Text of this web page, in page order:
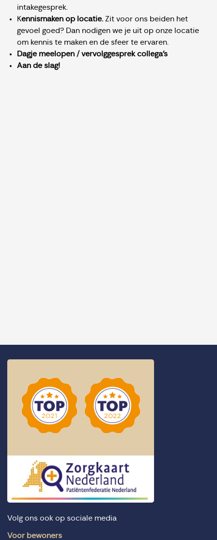
intakegesprek.
Kennismaken op locatie. Zit voor ons beiden het
gevoel goed? Dan nodigen we je uit op onze locatie
om kennis te maken en de sfeer te ervaren.
Dagje meelopen / vervolggesprek collega's
Aan de slag!
Volg ons ook op sociale media
Voor bewoners